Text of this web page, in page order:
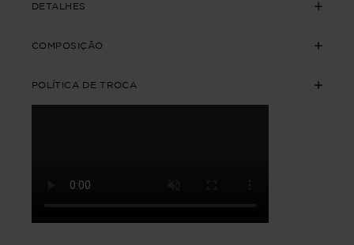
DETALHES
COMPOSIÇÃO
POLÍTICA DE TROCA